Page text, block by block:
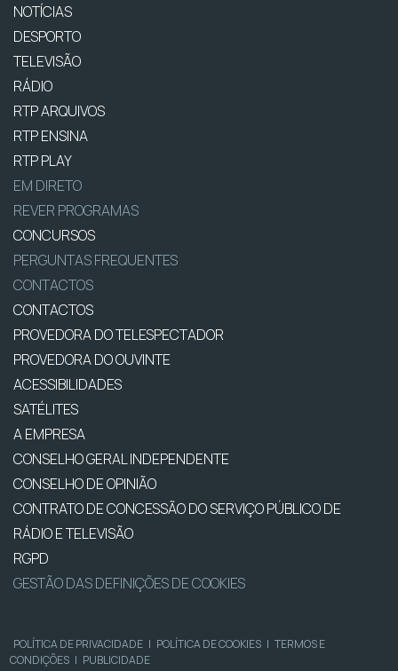
NOTÍCIAS
DESPORTO
TELEVISÃO
RÁDIO
RTP ARQUIVOS
RTP ENSINA
RTP PLAY
EM DIRETO
REVER PROGRAMAS
CONCURSOS
PERGUNTAS FREQUENTES
CONTACTOS
CONTACTOS
PROVEDORA DO TELESPECTADOR
PROVEDORA DO OUVINTE
ACESSIBILIDADES
SATÉLITES
A EMPRESA
CONSELHO GERAL INDEPENDENTE
CONSELHO DE OPINIÃO
CONTRATO DE CONCESSÃO DO SERVIÇO PÚBLICO DE
RÁDIO E TELEVISÃO
RGPD
GESTÃO DAS DEFINIÇÕES DE COOKIES
POLÍTICA DE PRIVACIDADE | POLÍTICA DE COOKIES | TERMOS E
CONDIÇÕES | PUBLICIDADE